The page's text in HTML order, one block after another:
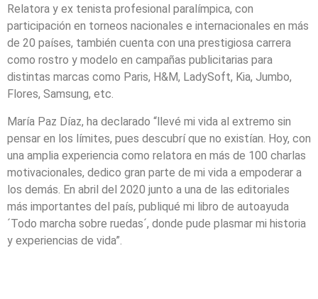
Relatora y ex tenista profesional paralímpica, con
participación en torneos nacionales e internacionales en más
de 20 países, también cuenta con una prestigiosa carrera
como rostro y modelo en campañas publicitarias para
distintas marcas como Paris, H&M, LadySoft, Kia, Jumbo,
Flores, Samsung, etc.
María Paz Díaz, ha declarado “llevé mi vida al extremo sin
pensar en los límites, pues descubrí que no existían. Hoy, con
una amplia experiencia como relatora en más de 100 charlas
motivacionales, dedico gran parte de mi vida a empoderar a
los demás. En abril del 2020 junto a una de las editoriales
más importantes del país, publiqué mi libro de autoayuda
´Todo marcha sobre ruedas´, donde pude plasmar mi historia
y experiencias de vida”.